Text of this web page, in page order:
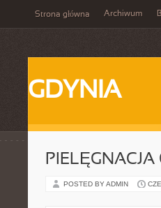
Strona główna Archiwum
GDYNIA
POSTED BY ADMIN